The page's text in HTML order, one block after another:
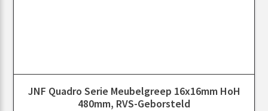
JNF Quadro Serie Meubelgreep 16x16mm HoH
480mm, RVS-Geborsteld